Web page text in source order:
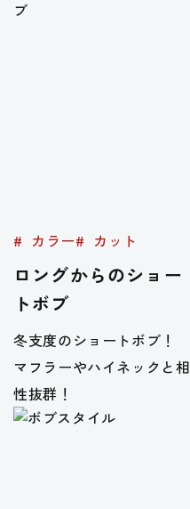
カラー カット
ロングからのショー
トボブ
冬支度のショートボブ！
マフラーやハイネックと相
性抜群！